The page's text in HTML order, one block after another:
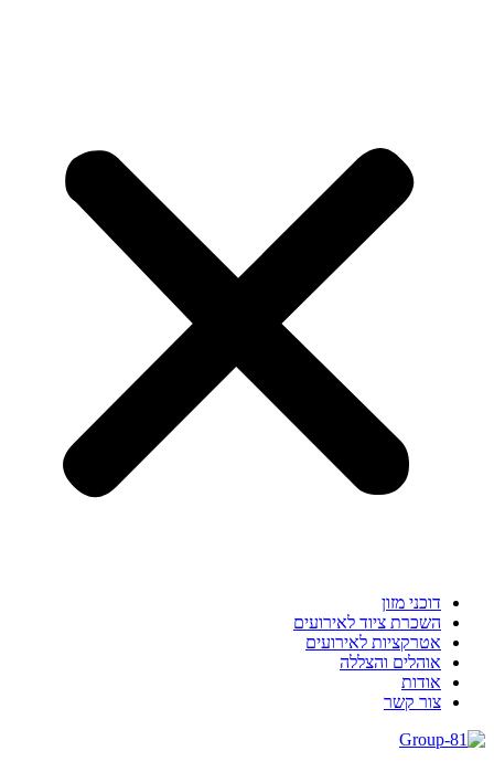
דוכני מזון
השכרת ציוד לאירועים
אטרקציות לאירועים
אוהלים והצללה
אודות
צור קשר